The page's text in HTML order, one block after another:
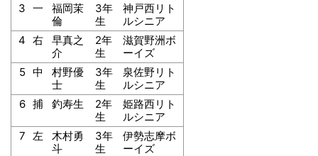
3 一
福岡茉
倫
3年
生
神戸西リト
ルシニア
4 右
早真之
介
2年
生
滋賀野洲ボ
ーイズ
5 中
村野優
士
3年
生
泉佐野リト
ルシニア
6 捕 釣寿生
2年
生
姫路西リト
ルシニア
7
左
木村勇
斗
3年
生
伊勢志摩ボ
ーイズ